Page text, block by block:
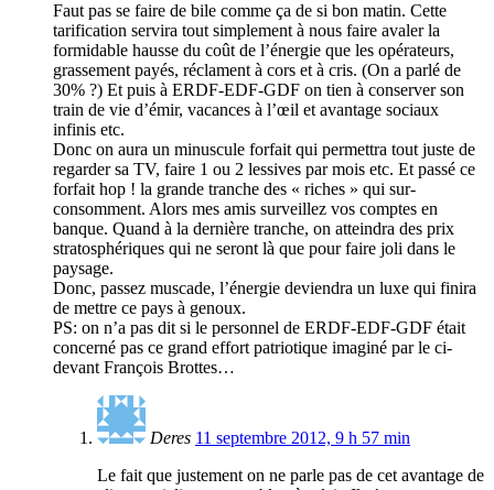
Faut pas se faire de bile comme ça de si bon matin. Cette
tarification servira tout simplement à nous faire avaler la
formidable hausse du coût de l’énergie que les opérateurs,
grassement payés, réclament à cors et à cris. (On a parlé de
30% ?) Et puis à ERDF-EDF-GDF on tien à conserver son
train de vie d’émir, vacances à l’œil et avantage sociaux
infinis etc.
Donc on aura un minuscule forfait qui permettra tout juste de
regarder sa TV, faire 1 ou 2 lessives par mois etc. Et passé ce
forfait hop ! la grande tranche des « riches » qui sur-
consomment. Alors mes amis surveillez vos comptes en
banque. Quand à la dernière tranche, on atteindra des prix
stratosphériques qui ne seront là que pour faire joli dans le
paysage.
Donc, passez muscade, l’énergie deviendra un luxe qui finira
de mettre ce pays à genoux.
PS: on n’a pas dit si le personnel de ERDF-EDF-GDF était
concerné pas ce grand effort patriotique imaginé par le ci-
devant François Brottes…
Deres 11 septembre 2012, 9 h 57 min
Le fait que justement on ne parle pas de cet avantage de